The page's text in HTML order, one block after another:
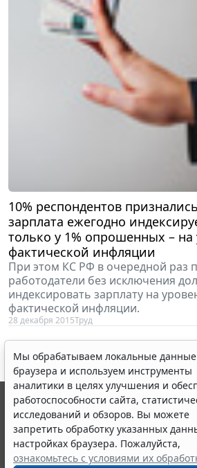
10% респондентов
зарплата ежегодно
только у 1% опрошенных –
фактической инфляции
При этом КС РФ в очередной раз
работодатели без исключения
индексировать зарплату на
фактической инфляции.
28 декабря 2015Труд
Мы обрабатываем локальные данные
браузера и используем инструменты
аналитики в целях улучшения и
работоспособности сайта,
исследований и обзоров. Вы можете
запретить обработку указанных
настройках браузера. Пожалуйста,
ознакомьтесь с условиями их
© ООО "НПП "ГАРАНТ-СЕРВИС", 2026.
выпускается с 1990 года. Компания
являются участниками Российской
информации ГАРАНТ.